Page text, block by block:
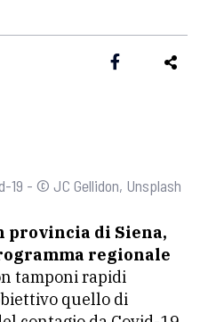
19 - © JC Gellidon, Unsplash
provincia di Siena,
regionale
tamponi rapidi
quello di